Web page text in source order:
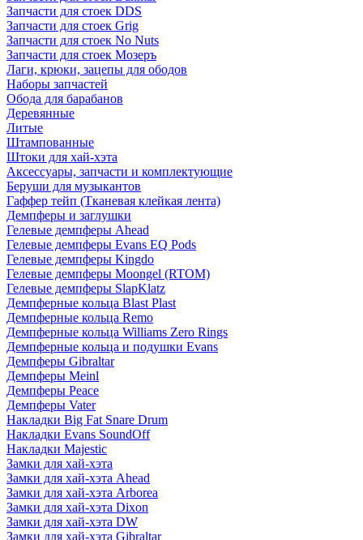
Запчасти для стоек DDS
Запчасти для стоек Grig
Запчасти для стоек No Nuts
Запчасти для стоек Мозеръ
Лаги, крюки, зацепы для ободов
Наборы запчастей
Обода для барабанов
Деревянные
Литые
Штампованные
Штоки для хай-хэта
Аксессуары, запчасти и комплектующие
Беруши для музыкантов
Гаффер тейп (Тканевая клейкая лента)
Демпферы и заглушки
Гелевые демпферы Ahead
Гелевые демпферы Evans EQ Pods
Гелевые демпферы Kingdo
Гелевые демпферы Moongel (RTOM)
Гелевые демпферы SlapKlatz
Демпферные кольца Blast Plast
Демпферные кольца Remo
Демпферные кольца Williams Zero Rings
Демпферные кольца и подушки Evans
Демпферы Gibraltar
Демпферы Meinl
Демпферы Peace
Демпферы Vater
Накладки Big Fat Snare Drum
Накладки Evans SoundOff
Накладки Majestic
Замки для хай-хэта
Замки для хай-хэта Ahead
Замки для хай-хэта Arborea
Замки для хай-хэта Dixon
Замки для хай-хэта DW
Замки для хай-хэта Gibraltar